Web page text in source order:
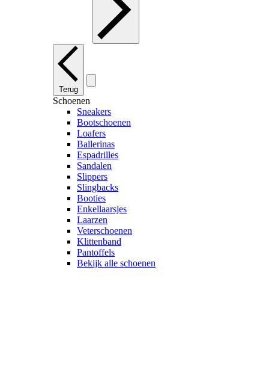
Terug
Schoenen
Sneakers
Bootschoenen
Loafers
Ballerinas
Espadrilles
Sandalen
Slippers
Slingbacks
Booties
Enkellaarsjes
Laarzen
Veterschoenen
Klittenband
Pantoffels
Bekijk alle schoenen